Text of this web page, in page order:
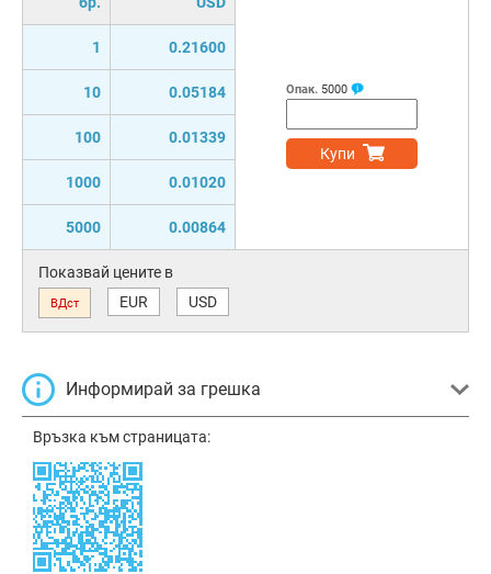
1 0.21600
10 0.05184
100 0.01339
1000 0.01020
5000 0.00864
Опак. 5000
Купи
Показвай цените в
ВДст EUR USD
Информирай за грешка
Връзка към страницата: